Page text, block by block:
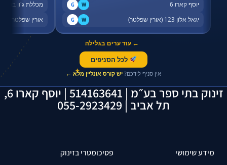
✦
יוסף קארו 6 W
G
יגאל אלון 123 (אורין שפלטר) W
G
מכללת ג'ון
אורין שפלטר,
← עוד ערים בגלילה
לכל הסניפים
אין סניף לידכם? יש קורס אונליין מלא ←
זינוק בתי ספר בע״מ | 514163641 | יוסף קארו 6,
תל אביב | 055-2923429
מידע שימושי פסיכומטרי בזינוק